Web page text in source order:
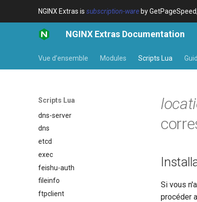
NGINX Extras is subscription-ware by
NGINX Extras Documentation
Vue d’ensemble Modules Scripts Lua
Scripts Lua
checkups
consul-event
consul
core
ctxdump
dns-server
dns
etcd
exec
feishu-auth
fileinfo
ftpclient
Si vous
procéder